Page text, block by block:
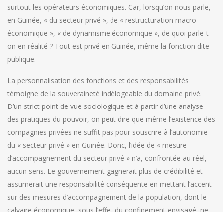
surtout les opérateurs économiques. Car, lorsqu’on nous parle,
en Guinée, « du secteur privé », de « restructuration macro-
économique », « de dynamisme économique », de quoi parle-t-
on en réalité ? Tout est privé en Guinée, même la fonction dite
publique.
La personnalisation des fonctions et des responsabilités
témoigne de la souveraineté indélogeable du domaine privé.
D’un strict point de vue sociologique et à partir d’une analyse
des pratiques du pouvoir, on peut dire que même l’existence des
compagnies privées ne suffit pas pour souscrire à l’autonomie
du « secteur privé » en Guinée. Donc, l’idée de « mesure
d’accompagnement du secteur privé » n’a, confrontée au réel,
aucun sens. Le gouvernement gagnerait plus de crédibilité et
assumerait une responsabilité conséquente en mettant l’accent
sur des mesures d’accompagnement de la population, dont le
calvaire économique, sous l’effet du confinement envisagé, ne